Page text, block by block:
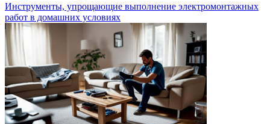
Инструменты, упрощающие выполнение электромонтажных
работ в домашних условиях